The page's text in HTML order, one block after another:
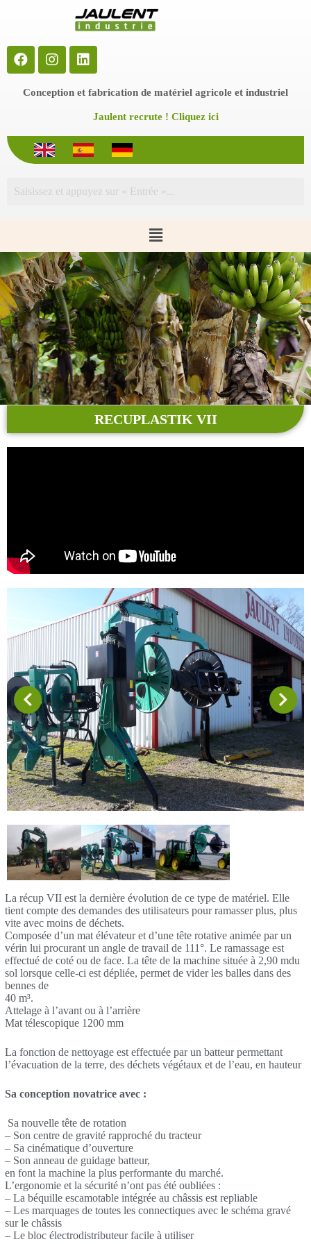
e
r
n
e
u
Conception et fabrication de matériel agricole et industriel
Jaulent recrute ! Cliquez ici
RECUPLASTIK VII
La récup VII est la dernière évolution de ce type de matériel. Elle
tient compte des demandes des utilisateurs pour ramasser plus, plus
vite avec moins de déchets.
Composée d’un mat élévateur et d’une tête rotative animée par un
vérin lui procurant un angle de travail de 111°. Le ramassage est
effectué de coté ou de face. La tête de la machine située à 2,90 mdu
sol lorsque celle-ci est dépliée, permet de vider les balles dans des
bennes de
40 m³.
Attelage à l’avant ou à l’arrière
Mat télescopique 1200 mm
La fonction de nettoyage est effectuée par un batteur permettant
l’évacuation de la terre, des déchets végétaux et de l’eau, en hauteur
Sa conception novatrice avec :
Sa nouvelle tête de rotation
– Son centre de gravité rapproché du tracteur
– Sa cinématique d’ouverture
– Son anneau de guidage batteur,
en font la machine la plus performante du marché.
L’ergonomie et la sécurité n’ont pas été oubliées :
– La béquille escamotable intégrée au châssis est repliable
– Les marquages de toutes les connectiques avec le schéma gravé
sur le châssis
– Le bloc électrodistributeur facile à utiliser